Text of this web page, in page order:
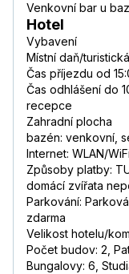
Venkovní bar u
Hotel
Vybavení
Místní daň/
Čas příjezdu od
Čas odhlášení do
recepce
Zahradní plocha
bazén: venkovní,
Internet: WLAN/
Způsoby platby:
domácí zvířata
Parkování:
zdarma
Velikost hotelu/
Počet budov: 2,
Bungalovy: 6,